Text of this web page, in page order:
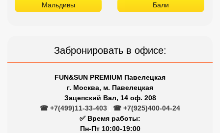
Мальдивы Бали
Забронировать в офисе:
FUN&SUN PREMIUM Павелецкая
г. Москва, м. Павелецкая
Зацепский Вал, 14 оф. 208
☎ +7(499)11-33-403
☎ +7(925)400-04-24
✅ Время работы:
Пн-Пт 10:00-19:00